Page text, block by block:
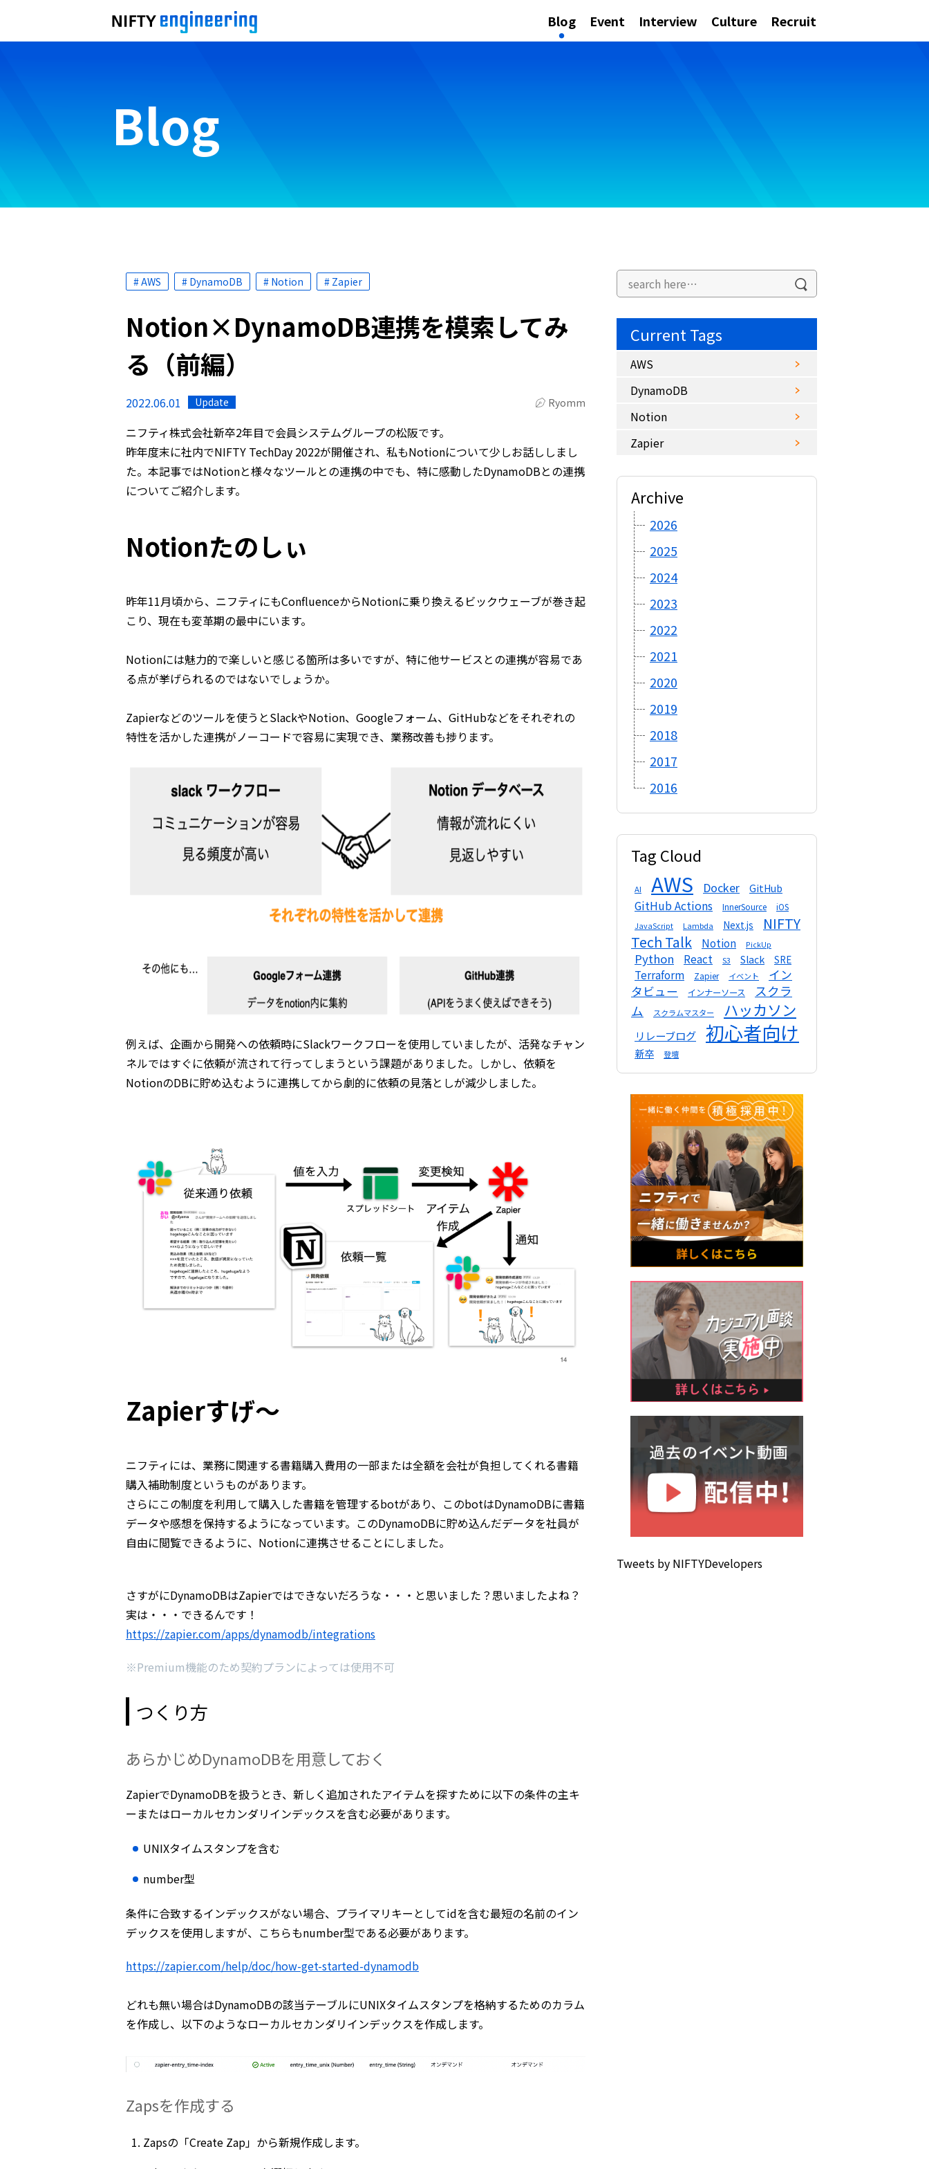
Blog Event Interview Culture Recruit
Blog
# AWS # DynamoDB # Notion # Zapier
Notion×DynamoDB連携を模索してみ
る（前編）
2022.06.01 Update Ryomm
ニフティ株式会社新卒2年目で会員システムグループの松阪です。
昨年度末に社内でNIFTY TechDay 2022が開催され、私もNotionについて少しお話ししまし
た。本記事ではNotionと様々なツールとの連携の中でも、特に感動したDynamoDBとの連携
についてご紹介します。
Notionたのしぃ
昨年11月頃から、ニフティにもConfluenceからNotionに乗り換えるビックウェーブが巻き起
こり、現在も変革期の最中にいます。
Notionには魅力的で楽しいと感じる箇所は多いですが、特に他サービスとの連携が容易であ
る点が挙げられるのではないでしょうか。
Zapierなどのツールを使うとSlackやNotion、Googleフォーム、GitHubなどをそれぞれの
特性を活かした連携がノーコードで容易に実現でき、業務改善も捗ります。
例えば、企画から開発への依頼時にSlackワークフローを使用していましたが、活発なチャン
ネルではすぐに依頼が流されて行ってしまうという課題がありました。しかし、依頼を
NotionのDBに貯め込むように連携してから劇的に依頼の見落としが減少しました。
Zapierすげ〜
ニフティには、業務に関連する書籍購入費用の一部または全額を会社が負担してくれる書籍
購入補助制度というものがあります。
さらにこの制度を利用して購入した書籍を管理するbotがあり、このbotはDynamoDBに書籍
データや感想を保持するようになっています。このDynamoDBに貯め込んだデータを社員が
自由に閲覧できるように、Notionに連携させることにしました。
さすがにDynamoDBはZapierではできないだろうな・・・と思いました？思いましたよね？
実は・・・できるんです！
https://zapier.com/apps/dynamodb/integrations
※Premium機能のため契約プランによっては使用不可
つくり方
あらかじめDynamoDBを用意しておく
ZapierでDynamoDBを扱うとき、新しく追加されたアイテムを探すために以下の条件の主キ
ーまたはローカルセカンダリインデックスを含む必要があります。
UNIXタイムスタンプを含む
number型
条件に合致するインデックスがない場合、プライマリキーとしてidを含む最短の名前のイン
デックスを使用しますが、こちらもnumber型である必要があります。
https://zapier.com/help/doc/how-get-started-dynamodb
どれも無い場合はDynamoDBの該当テーブルにUNIXタイムスタンプを格納するためのカラム
を作成し、以下のようなローカルセカンダリインデックスを作成します。
Zapsを作成する
Zapsの「Create Zap」から新規作成します。
Current Tags
AWS
DynamoDB
Notion
Zapier
Archive
2026
2025
2024
2023
2022
2021
2020
2019
2018
2017
2016
Tag Cloud
AI AWS Docker GitHub
GitHub Actions InnerSource iOS
JavaScript Lambda Next.js
NIFTY
Tech Talk
Notion PickUp
Python React S3 Slack SRE
Terraform Zapier イベント
イン
タビュー
インナーソース
スクラ
ム
スクラムマスター ハッカソン
リレーブログ 初心者向け
新卒 登壇
Tweets by NIFTYDevelopers